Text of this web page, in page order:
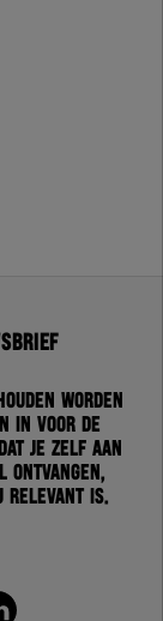
worden
in voor de
je zelf aan
ontvangen,
relevant is.